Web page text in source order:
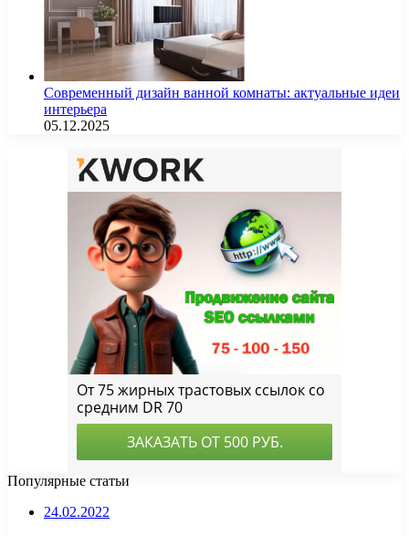
Современный дизайн ванной комнаты: актуальные идеи
интерьера
05.12.2025
Популярные статьи
24.02.2022